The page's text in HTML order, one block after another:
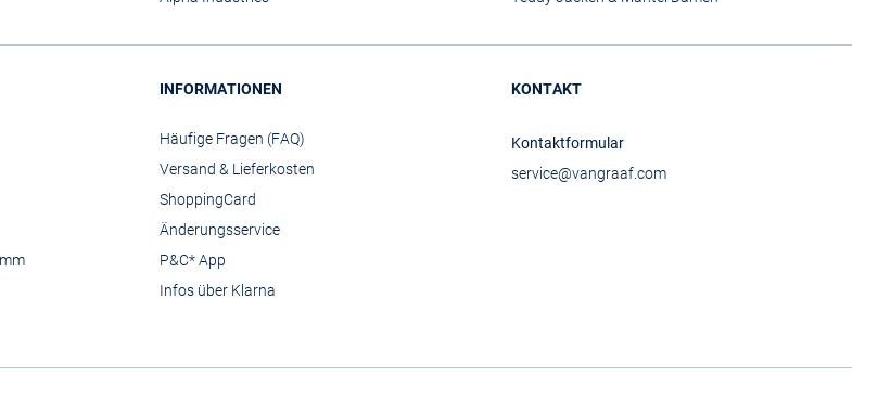
INFORMATIONEN
Häufige Fragen (FAQ)
Versand & Lieferkosten
ShoppingCard
Änderungsservice
P&C* App
Infos über Klarna
KONTAKT
Kontaktformular
service@vangraaf.com